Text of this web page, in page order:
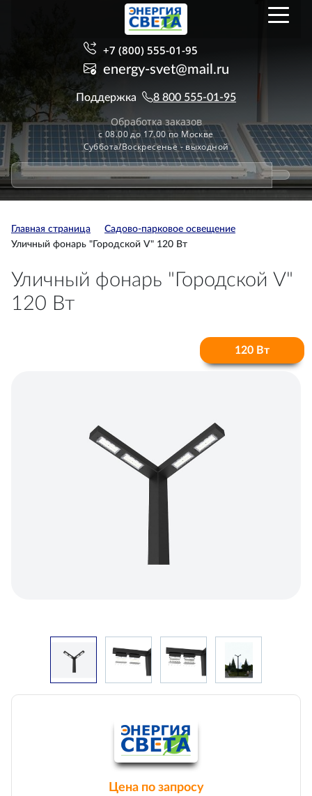
+7 (800) 555-01-95
energy-svet@mail.ru
Поддержка 8 800 555-01-95
Обработка заказов
с 08.00 до 17.00 по Москве
Суббота/Воскресенье - выходной
Главная страница
Садово-парковое освещение
Уличный фонарь "Городской V" 120 Вт
Уличный фонарь "Городской V"
120 Вт
120 Вт
Цена по запросу